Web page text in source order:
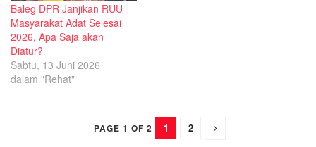
Baleg DPR Janjikan RUU
Masyarakat Adat Selesai
2026, Apa Saja akan
Diatur?
Sabtu, 13 Juni 2026
dalam "Rehat"
PAGE 1 OF 2 1 2